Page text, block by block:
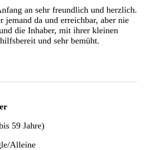
an sehr freundlich und herzlich.
jemand da und erreichbar, aber nie
die Inhaber, mit ihrer kleinen
und sehr bemüht.
59 Jahre)
Alleine